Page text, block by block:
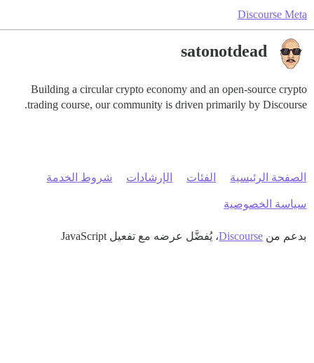
Discourse Meta
satonotdead
Building a circular crypto economy and an open-source crypto
trading course, our community is driven primarily by Discourse.
الصفحة الرئيسية الفئات الإرشادات شروط الخدمة
سياسة الخصوصية
بدعم من Discourse، يُفضَّل عرضه مع تفعيل JavaScript